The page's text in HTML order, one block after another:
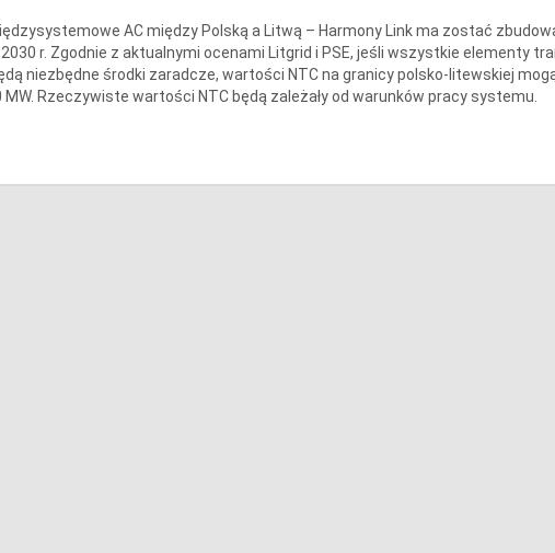
AC między Polską a Litwą – Harmony Link ma zostać
r. Zgodnie z aktualnymi ocenami Litgrid i PSE, jeśli wszystkie elementy
niezbędne środki zaradcze, wartości NTC na granicy polsko-litewskiej
Rzeczywiste wartości NTC będą zależały od warunków pracy systemu.